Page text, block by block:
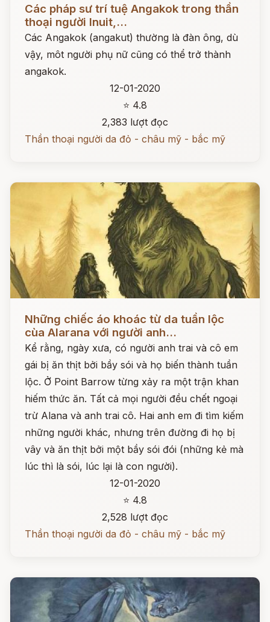
Các pháp sư trí tuệ Angakok trong thần
thoại người Inuit,...
Các Angakok (angakut) thường là đàn ông, dù
vậy, môt người phụ nữ cũng có thể trở thành
angakok.
12-01-2020
⭐ 4.8
2,383 lượt đọc
Thần thoại người da đỏ - châu mỹ - bắc mỹ
Những chiếc áo khoác từ da tuần lộc
cùa Alarana với người anh...
Kể rằng, ngày xưa, có người anh trai và cô em
gái bị ăn thịt bởi bầy sói và họ biến thành tuần
lộc. Ở Point Barrow từng xảy ra một trận khan
hiếm thức ăn. Tất cả mọi người đều chết ngoại
trừ Alana và anh trai cô. Hai anh em đi tìm kiếm
những người khác, nhưng trên đường đi họ bị
vây và ăn thịt bởi một bầy sói đói (những kẻ mà
lúc thì là sói, lúc lại là con người).
12-01-2020
⭐ 4.8
2,528 lượt đọc
Thần thoại người da đỏ - châu mỹ - bắc mỹ